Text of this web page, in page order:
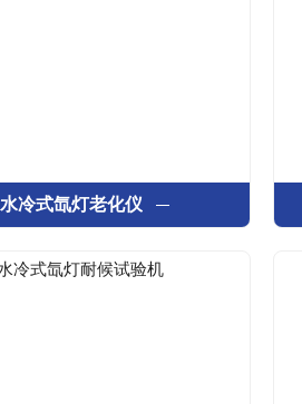
水冷式氙灯老化仪